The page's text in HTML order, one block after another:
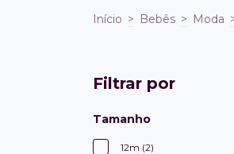
Início > Bebês > Moda
Filtrar por
Tamanho
12m (2)